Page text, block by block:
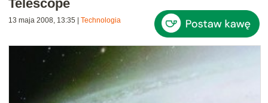
Telescope
13 maja 2008, 13:35 Technologia